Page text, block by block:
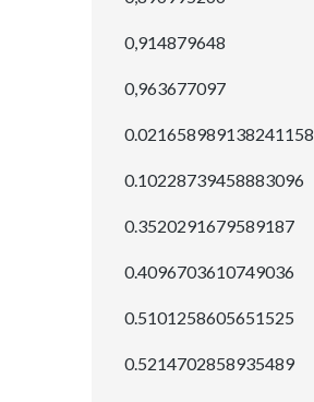
0,914879648
0,963677097
0.021658989138241158
0.10228739458883096
0.3520291679589187
0.4096703610749036
0.5101258605651525
0.5214702858935489